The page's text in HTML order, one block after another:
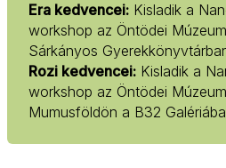
Era kedvencei: Kisladik a
workshop az Öntödei
Sárkányos
Rozi kedvencei: Kisladik a
workshop az Öntödei
Mumusföldön a B32